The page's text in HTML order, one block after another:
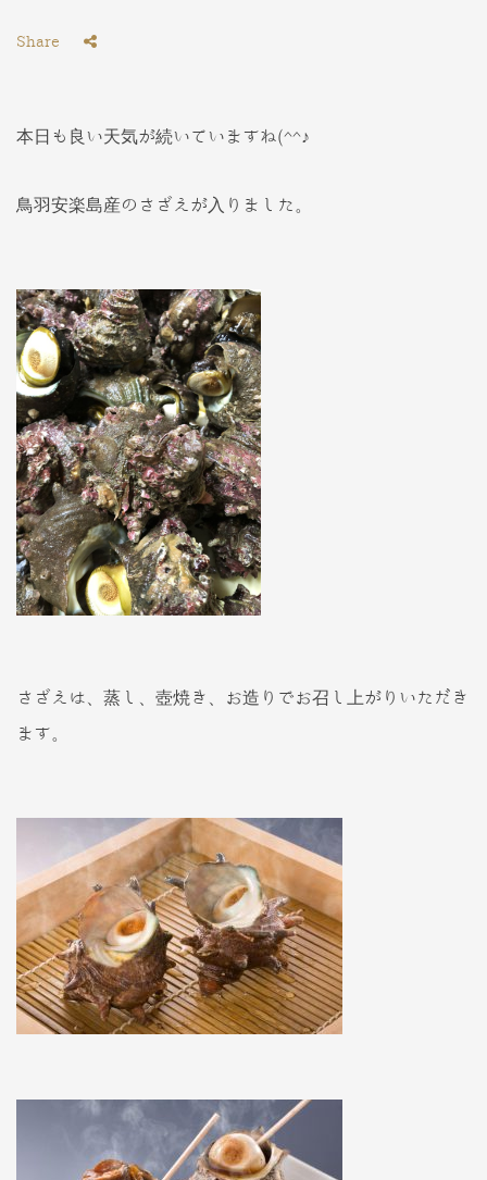
Share
本日も良い天気が続いていますね(^^♪
鳥羽安楽島産のさざえが入りました。
さざえは、蒸し、壺焼き、お造りでお召し上がりいただき
ます。